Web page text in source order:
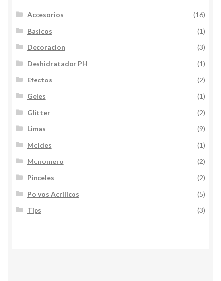
Accesorios
(16)
Basicos
(1)
Decoracion
(3)
Deshidratador PH
(1)
Efectos
(2)
Geles
(1)
Glitter
(2)
Limas
(9)
Moldes
(1)
Monomero
(2)
Pinceles
(2)
Polvos Acrilicos
(5)
Tips
(3)